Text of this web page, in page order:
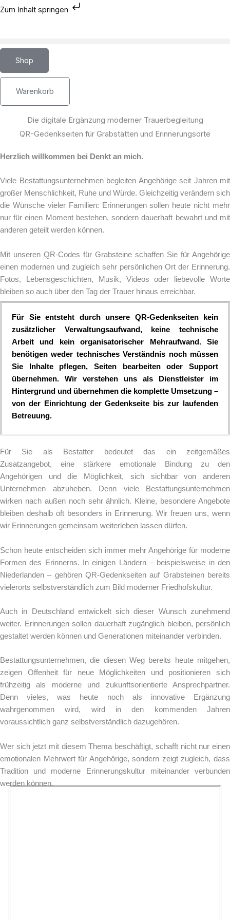
Zum Inhalt springen
Zum
Shop
Warenkorb
Die digitale Ergänzung moderner Trauerbegleitung
QR-Gedenkseiten für Grabstätten und Erinnerungsorte
Herzlich willkommen bei Denkt an mich.
Viele Bestattungsunternehmen begleiten Angehörige seit Jahren mit
großer Menschlichkeit, Ruhe und Würde. Gleichzeitig verändern sich
die Wünsche vieler Familien: Erinnerungen sollen heute nicht mehr
nur für einen Moment bestehen, sondern dauerhaft bewahrt und mit
anderen geteilt werden können.
Mit unseren QR-Codes für Grabsteine schaffen Sie für Angehörige
einen modernen und zugleich sehr persönlichen Ort der Erinnerung.
Fotos, Lebensgeschichten, Musik, Videos oder liebevolle Worte
bleiben so auch über den Tag der Trauer hinaus erreichbar.
Für Sie entsteht durch unsere QR-Gedenkseiten kein
zusätzlicher Verwaltungsaufwand, keine technische
Arbeit und kein organisatorischer Mehraufwand. Sie
benötigen weder technisches Verständnis noch müssen
Sie Inhalte pflegen, Seiten bearbeiten oder Support
übernehmen. Wir verstehen uns als Dienstleister im
Hintergrund und übernehmen die komplette Umsetzung –
von der Einrichtung der Gedenkseite bis zur laufenden
Betreuung.
Für Sie als Bestatter bedeutet das ein zeitgemäßes
Zusatzangebot, eine stärkere emotionale Bindung zu den
Angehörigen und die Möglichkeit, sich sichtbar von anderen
Unternehmen abzuheben.
Denn viele Bestattungsunternehmen
wirken nach außen noch sehr ähnlich. Kleine, besondere Angebote
bleiben deshalb oft besonders in Erinnerung. Wir freuen uns, wenn
wir Erinnerungen gemeinsam weiterleben lassen dürfen.
Schon heute entscheiden sich immer mehr Angehörige für moderne
Formen des Erinnerns. In einigen Ländern – beispielsweise in den
Niederlanden – gehören QR-Gedenkseiten auf Grabsteinen bereits
vielerorts selbstverständlich zum Bild moderner Friedhofskultur.
Auch in Deutschland entwickelt sich dieser Wunsch zunehmend
weiter. Erinnerungen sollen dauerhaft zugänglich bleiben, persönlich
gestaltet werden können und Generationen miteinander verbinden.
Bestattungsunternehmen, die diesen Weg bereits heute mitgehen,
zeigen Offenheit für neue Möglichkeiten und positionieren sich
frühzeitig als moderne und zukunftsorientierte Ansprechpartner.
Denn vieles, was heute noch als innovative Ergänzung
wahrgenommen wird, wird in den kommenden Jahren
voraussichtlich ganz selbstverständlich dazugehören.
Wer sich jetzt mit diesem Thema beschäftigt, schafft nicht nur einen
emotionalen Mehrwert für Angehörige, sondern zeigt zugleich, dass
Tradition und moderne Erinnerungskultur miteinander verbunden
werden können.